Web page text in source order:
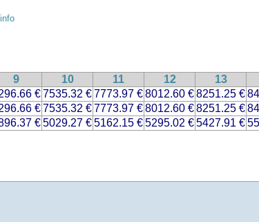
9 10 11 12
13
€7535.32 €7773.97 €8012.60 €8251.25 €
€7535.32 €7773.97 €8012.60 €8251.25 €
€5029.27 €5162.15 €5295.02 €5427.91 €